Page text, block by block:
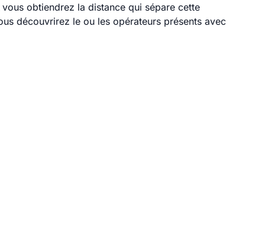
obtiendrez la distance qui sépare cette
découvrirez le ou les opérateurs présents avec